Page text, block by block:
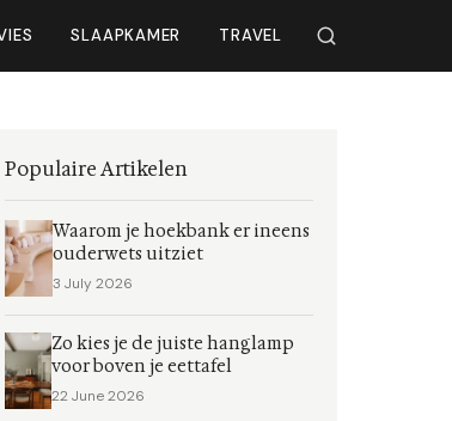
SLAAPKAMER TRAVEL
Populaire Artikelen
Waarom je hoekbank er ineens
ouderwets uitziet
3 July 2026
Zo kies je de juiste hanglamp
voor boven je eettafel
22 June 2026